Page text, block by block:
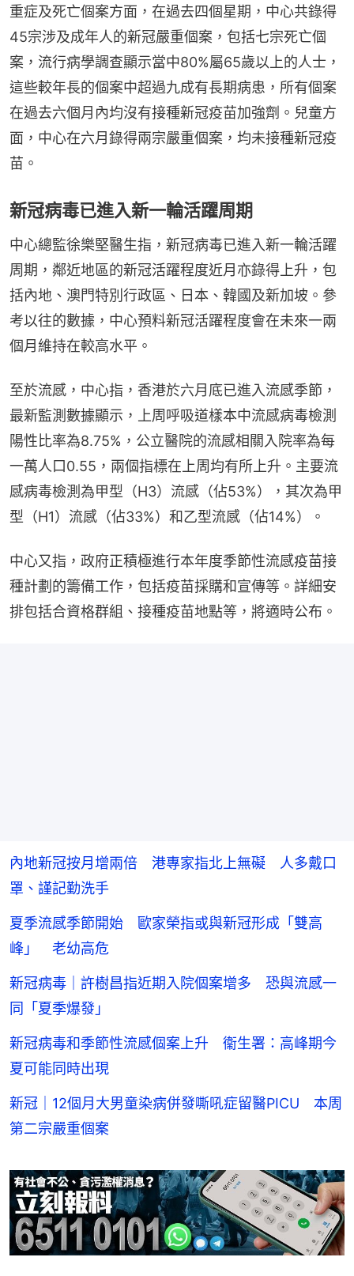
重症及死亡個案方面，在過去四個星期，中心共錄得
45宗涉及成年人的新冠嚴重個案，包括七宗死亡個
案，流行病學調查顯示當中80%屬65歲以上的人士，
這些較年長的個案中超過九成有長期病患，所有個案
在過去六個月內均沒有接種新冠疫苗加強劑。兒童方
面，中心在六月錄得兩宗嚴重個案，均未接種新冠疫
苗。
新冠病毒已進入新一輪活躍周期
中心總監徐樂堅醫生指，新冠病毒已進入新一輪活躍
周期，鄰近地區的新冠活躍程度近月亦錄得上升，包
括內地、澳門特別行政區、日本、韓國及新加坡。參
考以往的數據，中心預料新冠活躍程度會在未來一兩
個月維持在較高水平。
至於流感，中心指，香港於六月底已進入流感季節，
最新監測數據顯示，上周呼吸道樣本中流感病毒檢測
陽性比率為8.75%，公立醫院的流感相關入院率為每
一萬人口0.55，兩個指標在上周均有所上升。主要流
感病毒檢測為甲型（H3）流感（佔53%），其次為甲
型（H1）流感（佔33%）和乙型流感（佔14%）。
中心又指，政府正積極進行本年度季節性流感疫苗接
種計劃的籌備工作，包括疫苗採購和宣傳等。詳細安
排包括合資格群組、接種疫苗地點等，將適時公布。
內地新冠按月增兩倍 港專家指北上無礙 人多戴口
罩、謹記勤洗手
夏季流感季節開始 歐家榮指或與新冠形成「雙高
峰」 老幼高危
新冠病毒｜許樹昌指近期入院個案增多 恐與流感一
同「夏季爆發」
新冠病毒和季節性流感個案上升 衞生署：高峰期今
夏可能同時出現
新冠｜12個月大男童染病併發嘶吼症留醫PICU 本周
第二宗嚴重個案